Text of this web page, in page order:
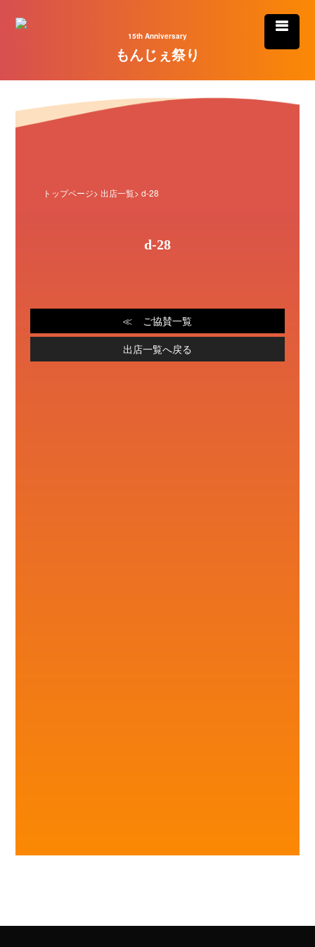
15th Anniversary
もんじぇ祭り
トップページ> 出店一覧> d-28
d-28
ご協賛一覧
出店一覧へ戻る